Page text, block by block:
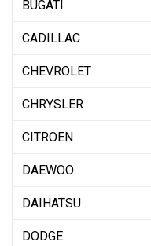
BUGATI
CADILLAC
CHEVROLET
CHRYSLER
CITROEN
DAEWOO
DAIHATSU
DODGE